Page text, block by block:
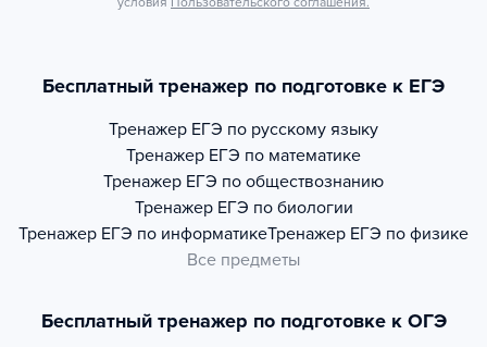
Бесплатный тренажер по подготовке к ЕГЭ
Тренажер ЕГЭ по русскому языку
Тренажер ЕГЭ по математике
Тренажер ЕГЭ по обществознанию
Тренажер ЕГЭ по биологии
Тренажер ЕГЭ по информатикеТренажер ЕГЭ по физике
Все предметы
Бесплатный тренажер по подготовке к ОГЭ